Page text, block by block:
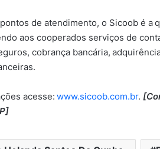
de atendimento, o Sicoob é a
aos cooperados serviços de
cobrança bancária,
acesse: www.sicoob.com.br.